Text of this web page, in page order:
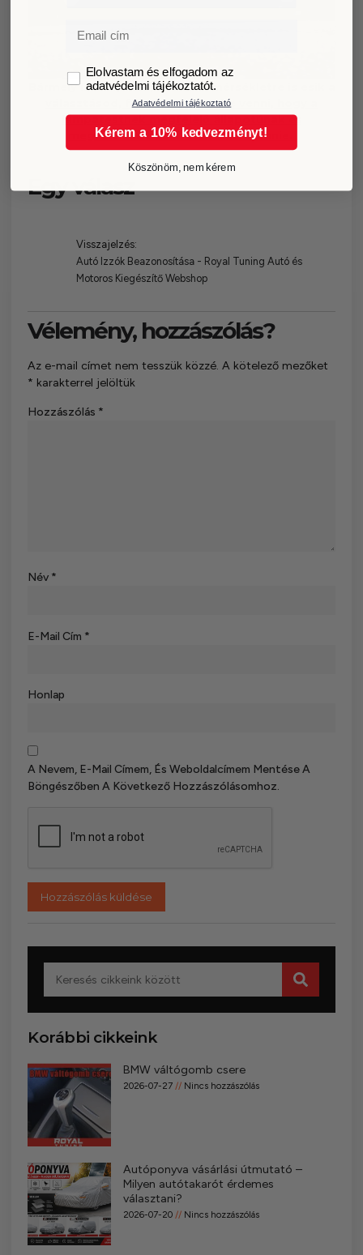
Bármely izzó típusra, és színhőmérsékletre is esik a
választásod, fontos figyelembe venni, hogy a
lámpatestnek megfelelő állapotúnak és
megfelelően beállítottnak kell lennie.
Egy válasz
Visszajelzés:
Autó Izzók Beazonosítása - Royal Tuning Autó és
Motoros Kiegészítő Webshop
Vélemény, hozzászólás?
Az e-mail címet nem tesszük közzé. A kötelező mezőket
* karakterrel jelöltük
Hozzászólás *
Név *
E-Mail Cím *
Honlap
A Nevem, E-Mail Címem, És Weboldalcímem Mentése A
Böngészőben A Következő Hozzászólásomhoz.
Korábbi cikkeink
BMW váltógomb csere
2026-07-27 Nincs hozzászólás
Autóponyva vásárlási útmutató –
Milyen autótakarót érdemes
választani?
2026-07-20 Nincs hozzászólás
Email
GDPRElolvastam és elfogadom az
adatvédelmi tájékoztatót.
Adatvédelmi tájékoztató
Kérem a 10% kedvezményt!
Köszönöm, nem kérem